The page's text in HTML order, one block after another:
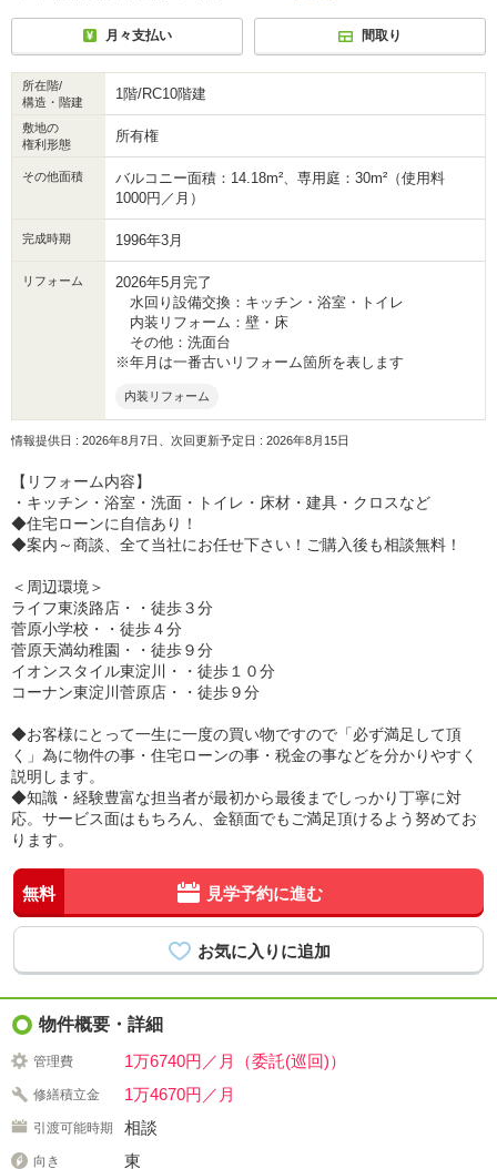
月々支払い 間取り
所在階/
構造・階建
1階/RC10階建
敷地の
権利形態
所有権
その他面積
バルコニー面積：14.18m²、専用庭：30m²（使用料
1000円／月）
完成時期 1996年3月
リフォーム
2026年5月完了
水回り設備交換：キッチン・浴室・トイレ
内装リフォーム：壁・床
その他：洗面台
※年月は一番古いリフォーム箇所を表します
内装リフォーム
情報提供日 : 2026年8月7日、次回更新予定日 : 2026年8月15日
【リフォーム内容】
・キッチン・浴室・洗面・トイレ・床材・建具・クロスなど
◆住宅ローンに自信あり！
◆案内～商談、全て当社にお任せ下さい！ご購入後も相談無料！
＜周辺環境＞
ライフ東淡路店・・徒歩３分
菅原小学校・・徒歩４分
菅原天満幼稚園・・徒歩９分
イオンスタイル東淀川・・徒歩１０分
コーナン東淀川菅原店・・徒歩９分
◆お客様にとって一生に一度の買い物ですので「必ず満足して頂
く」為に物件の事・住宅ローンの事・税金の事などを分かりやすく
説明します。
◆知識・経験豊富な担当者が最初から最後までしっかり丁寧に対
応。サービス面はもちろん、金額面でもご満足頂けるよう努めてお
ります。
無料 見学予約に進む
物件概要・詳細
管理費 1万6740円／月（委託(巡回)）
修繕積立金 1万4670円／月
引渡可能時期 相談
向き 東